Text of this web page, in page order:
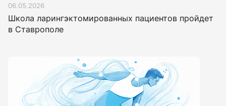
06.05.2026
Школа ларингэктомированных пациентов пройдет
в Ставрополе